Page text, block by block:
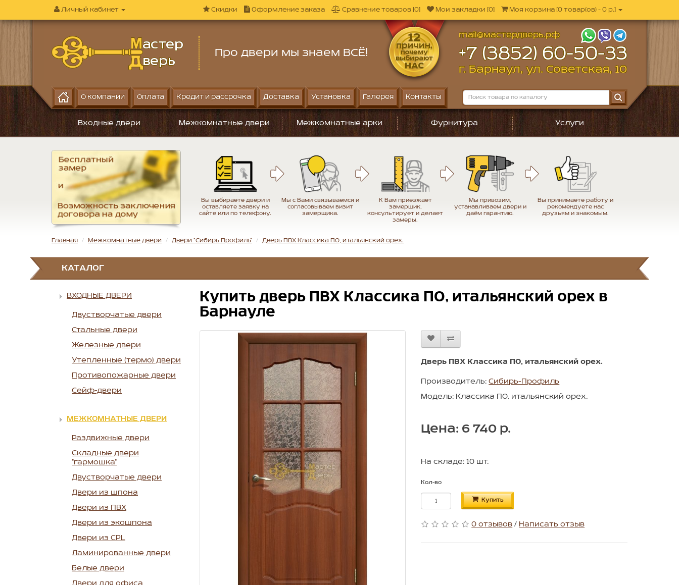
Личный кабинет Скидки Оформление заказа Сравнение товаров [0] Мои закладки [0] Моя корзина [0 товар(ов) - 0 р.]
Про двери мы знаем ВСЁ!
mail@мастердверь.рф
+7 (3852) 60-50-33
г. Барнаул, ул. Советская, 10
О компании Оплата Кредит и рассрочка Доставка Установка Галерея Контакты
Входные двери Межкомнатные двери Межкомнатные арки Фурнитура Услуги
Вы выбираете двери и
оставляете заявку на
сайте или по телефону.
Мы с Вами связываемся и
согласовываем визит
замерщика.
К Вам приезжает
замерщик,
консультирует и делает
замеры.
Мы привозим,
устанавливаем двери и
даём гарантию.
Вы принимаете работу и
рекомендуете нас
друзьям и знакомым.
Главная Межкомнатные двери Двери "Сибирь Профиль" Дверь ПВХ Классика ПО, итальянский орех.
КАТАЛОГ
ВХОДНЫЕ ДВЕРИ
Двустворчатые двери
Стальные двери
Железные двери
Утепленные (термо) двери
Противопожарные двери
Сейф-двери
МЕЖКОМНАТНЫЕ ДВЕРИ
Раздвижные двери
Складные двери
"гармошка"
Двустворчатые двери
Двери из шпона
Двери из ПВХ
Двери из экошпона
Двери из CPL
Ламинированные двери
Белые двери
Купить дверь ПВХ Классика ПО, итальянский орех в
Барнауле
Дверь ПВХ Классика ПО, итальянский орех.
Производитель:Сибирь-Профиль
Модель: Классика ПО, итальянский орех.
Цена: 6 740 р.
На складе: 10 шт.
Кол-во
Купить
0 отзывов / Написать отзыв